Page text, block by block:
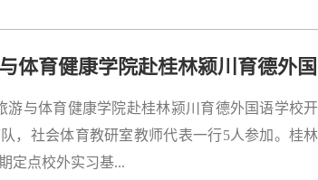
游与体育健康学院赴桂林颍川育德外国语学校
，社会体育教研室教师代表一行5人参加。桂
定点校外实习基...